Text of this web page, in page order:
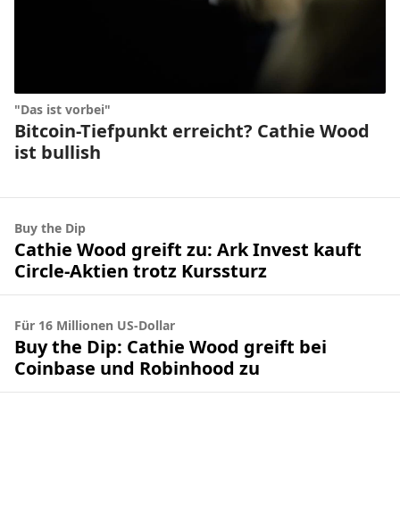
"Das ist vorbei"
Bitcoin-Tiefpunkt erreicht? Cathie Wood
ist bullish
Buy the Dip
Cathie Wood greift zu: Ark Invest kauft
Circle-Aktien trotz Kurssturz
Für 16 Millionen US-Dollar
Buy the Dip: Cathie Wood greift bei
Coinbase und Robinhood zu